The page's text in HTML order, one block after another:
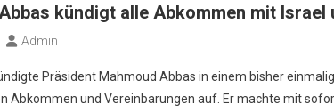
kündigt alle Abkommen mit Israel
Admin
Präsident Mahmoud Abbas in einem bisher
Abkommen und Vereinbarungen auf. Er machte mit